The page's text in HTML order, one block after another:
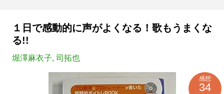
１日で感動的に声がよくなる！歌もうまくな
る!!
堀澤麻衣子, 司拓也
感想
34